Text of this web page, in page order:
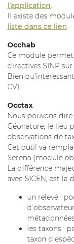
l’application.
Il existe des
liste dans ce lien.
Occhab
Ce module permet
directives SINP sur
Bien
CVL.
Occtax
Nous pouvons dire
Géonature, le lieu
observations de
Cet outil va
Serena (module
La différence
avec SICEN, est la
un relevé :
les taxons :
taxon